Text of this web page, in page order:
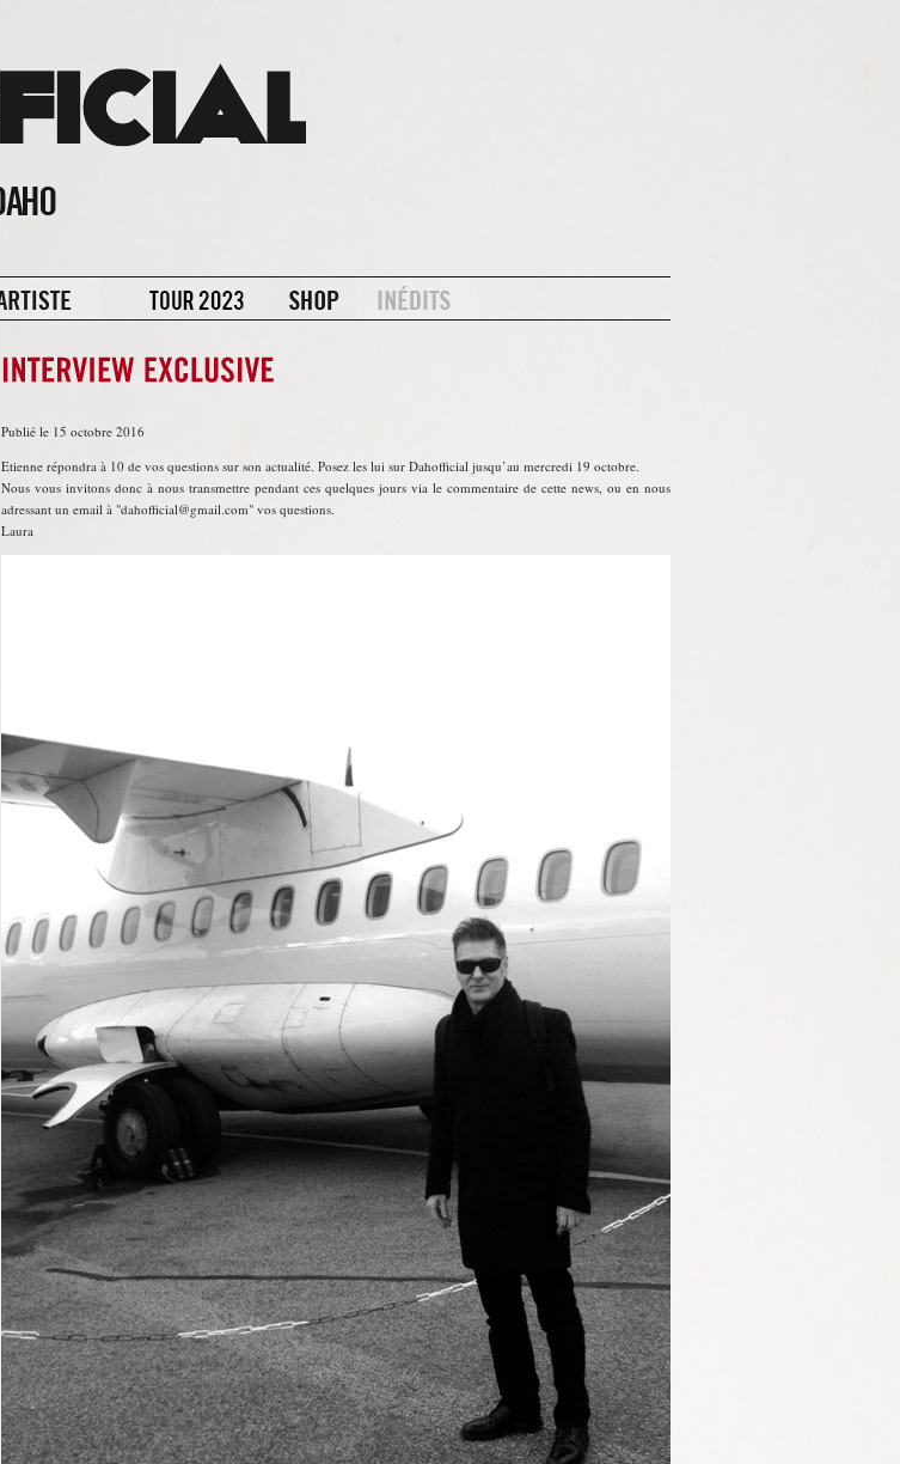
Publié le 15 octobre 2016
Etienne répondra à 10 de vos questions sur son actualité. Posez les lui sur Dahofficial jusqu’au mercredi 19 octobre.
Nous vous invitons donc à nous transmettre pendant ces quelques jours via le commentaire de cette news, ou en nous
adressant un email à dahofficial@gmail.com vos questions.
Laura